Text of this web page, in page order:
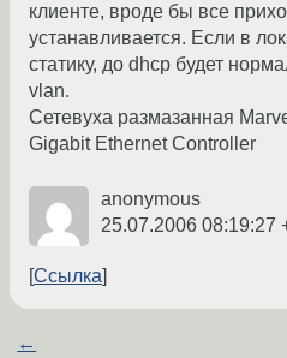
клиенте, вроде бы все
устанавливается. Если в
статику, до dhcp будет
vlan.
Сетевуха размазанная
Gigabit Ethernet Controller
anonymous
25.07.2006 08:19:27
Ссылка
←